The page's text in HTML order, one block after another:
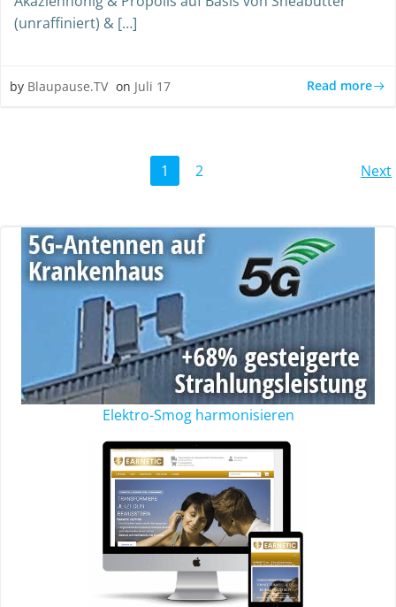
(unraffiniert) & […]
by Blaupause.TV on Juli 17 Read more
1 2 Next
Elektro-Smog harmonisieren